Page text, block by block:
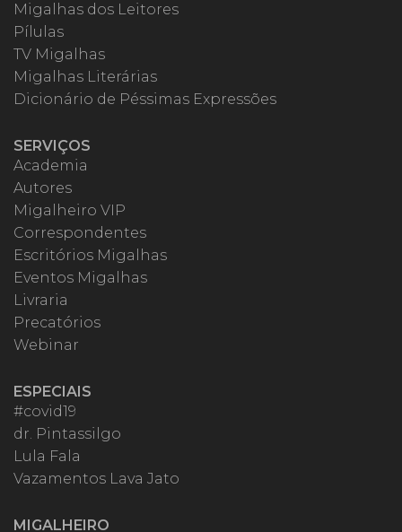
Migalhas dos Leitores
Pílulas
TV Migalhas
Migalhas Literárias
Dicionário de Péssimas Expressões
SERVIÇOS
Academia
Autores
Migalheiro VIP
Correspondentes
Escritórios Migalhas
Eventos Migalhas
Livraria
Precatórios
Webinar
ESPECIAIS
#covid19
dr. Pintassilgo
Lula Fala
Vazamentos Lava Jato
MIGALHEIRO